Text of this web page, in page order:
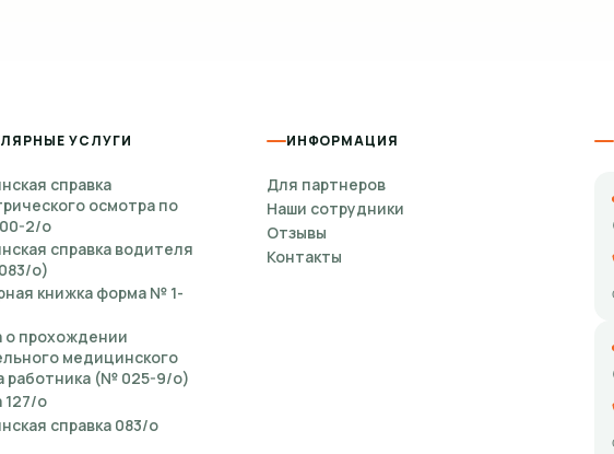
УСЛУГИ
справка
осмотра по
2/о
справка водителя
о)
книжка форма № 1-
о прохождении
медицинского
работника (№ 025-9/о)
127/о
справка 083/о
ИНФОРМАЦИЯ
Для партнеров
Наши сотрудники
Отзывы
Контакты